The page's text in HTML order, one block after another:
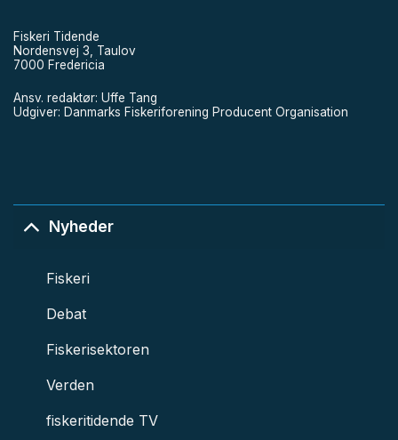
Fiskeri Tidende
Nordensvej 3, Taulov
7000 Fredericia
Ansv. redaktør: Uffe Tang
Udgiver: Danmarks Fiskeriforening Producent Organisation
Nyheder
Fiskeri
Debat
Fiskerisektoren
Verden
fiskeritidende TV